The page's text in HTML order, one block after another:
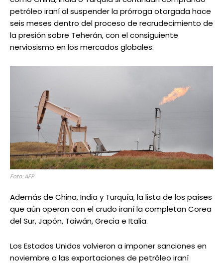
petróleo iraní al suspender la prórroga otorgada hace
seis meses dentro del proceso de recrudecimiento de
la presión sobre Teherán, con el consiguiente
nerviosismo en los mercados globales.
Foto: AFP
Además de China, India y Turquía, la lista de los países
que aún operan con el crudo iraní la completan Corea
del Sur, Japón, Taiwán, Grecia e Italia.
Los Estados Unidos volvieron a imponer sanciones en
noviembre a las exportaciones de petróleo iraní